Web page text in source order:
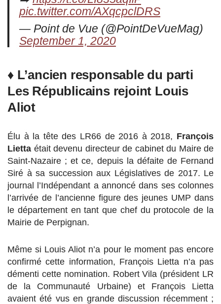
pic.twitter.com/AXqcpclDRS
— Point de Vue (@PointDeVueMag)
September 1, 2020
♦ L’ancien responsable du parti
Les Républicains rejoint Louis
Aliot
Élu à la tête des LR66 de 2016 à 2018, François
Lietta était devenu directeur de cabinet du Maire de
Saint-Nazaire ; et ce, depuis la défaite de Fernand
Siré à sa succession aux Législatives de 2017. Le
journal l’Indépendant a annoncé dans ses colonnes
l’arrivée de l’ancienne figure des jeunes UMP dans
le département en tant que chef du protocole de la
Mairie de Perpignan.
Même si Louis Aliot n’a pour le moment pas encore
confirmé cette information, François Lietta n’a pas
démenti cette nomination. Robert Vila (président LR
de la Communauté Urbaine) et François Lietta
avaient été vus en grande discussion récemment ;